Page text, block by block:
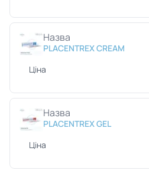
Назва
PLACENTREX CREAM
Ціна
Назва
PLACENTREX GEL
Ціна